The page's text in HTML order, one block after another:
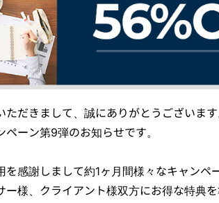
だきまして、誠にありがとうございます
ーン第9弾のお知らせです。
を感謝しまして約1ヶ月間様々なキャンペ
ー様、クライアント様双方にお得な特典